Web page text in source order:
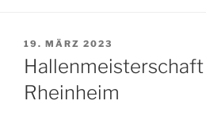
VERÖFFENTLICHT
AM
19. MÄRZ 2023
Rheinheim